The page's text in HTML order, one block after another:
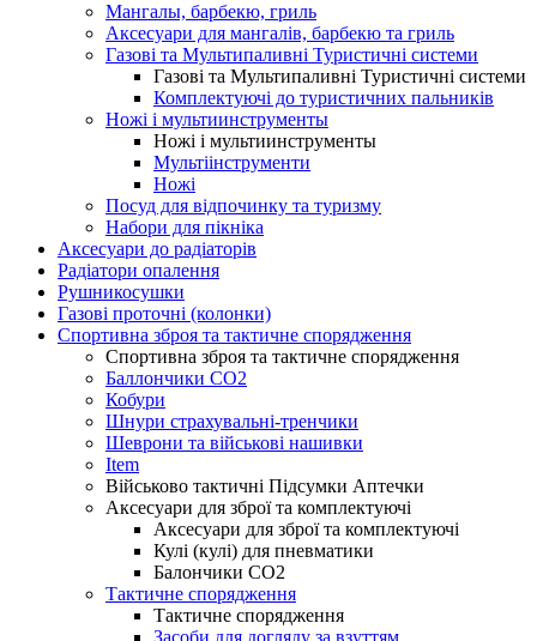
Мангалы, барбекю, гриль
Аксесуари для мангалів, барбекю та гриль
Газові та Мультипаливні Туристичні системи
Газові та Мультипаливні Туристичні системи
Комплектуючі до туристичних пальників
Ножі і мультиинструменты
Ножі і мультиинструменты
Мультіінструменти
Ножі
Посуд для відпочинку та туризму
Набори для пікніка
Аксесуари до радіаторів
Радіатори опалення
Рушникосушки
Газові проточні (колонки)
Спортивна зброя та тактичне спорядження
Спортивна зброя та тактичне спорядження
Баллончики CO2
Кобури
Шнури страхувальні-тренчики
Шеврони та військові нашивки
Item
Військово тактичні Підсумки Аптечки
Аксесуари для зброї та комплектуючі
Аксесуари для зброї та комплектуючі
Кулі (кулі) для пневматики
Балончики CO2
Тактичне спорядження
Тактичне спорядження
Засоби для догляду за взуттям